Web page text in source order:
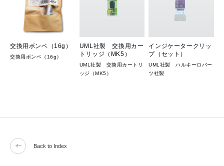
交換用ボンベ（16g）
交換用ボンベ（16g）
UML社製 交換用カー
トリッジ（MK5）
UML社製 交換用カートリ
ッジ（MK5）
インジケータークリッ
プ（セット）
UML社製 ハルキーロバー
ツ社製
Back to Index